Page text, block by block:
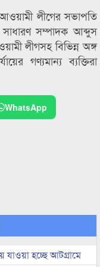
লীগের সভাপতি
সাধারণ সম্পাদক আব্দুস
লীগসহ বিভিন্ন অঙ্গ
গণ্যমান্য ব্যক্তিরা
WhatsApp
হচ্ছে আটগ্রামে